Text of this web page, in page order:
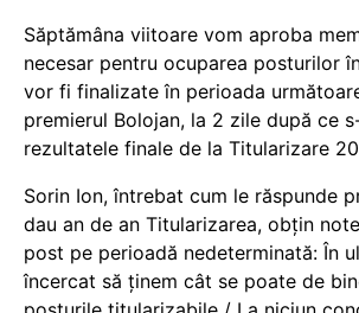
Săptămâna viitoare vom aproba
necesar pentru ocuparea posturilor
vor fi finalizate în perioada
premierul Bolojan, la 2 zile după ce
rezultatele finale de la Titularizare
Sorin Ion, întrebat cum le răspunde
dau an de an Titularizarea, obțin
post pe perioadă nedeterminată: În
încercat să ținem cât se poate de